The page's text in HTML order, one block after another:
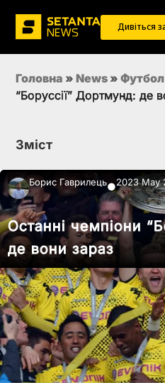
Дивіться
Головна » News » Футбол
“Боруссії” Дортмунд: де
Зміст
Борис Гаврилець●2023 May
Останні чемпіони
де вони зараз